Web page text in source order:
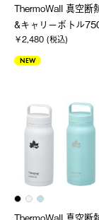
ThermoWall 真空断
&キャリーボトル
￥2,480 (税込)
NEW